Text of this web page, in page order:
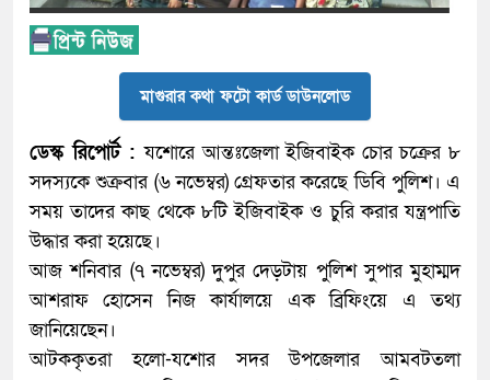
মাগুরার কথা ফটো কার্ড ডাউনলোড
ডেস্ক রিপোর্ট :যশোরে আন্তঃজেলা ইজিবাইক চোর চক্রের ৮
সদস্যকে শুক্রবার (৬ নভেম্বর) গ্রেফতার করেছে ডিবি পুলিশ। এ
সময় তাদের কাছ থেকে ৮টি ইজিবাইক ও চুরি করার যন্ত্রপাতি
উদ্ধার করা হয়েছে।
আজ শনিবার (৭ নভেম্বর) দুপুর দেড়টায় পুলিশ সুপার মুহাম্মদ
আশরাফ হোসেন নিজ কার্যালয়ে এক ব্রিফিংয়ে এ তথ্য
জানিয়েছেন।
আটককৃতরা হলো-যশোর সদর উপজেলার আমবটতলা